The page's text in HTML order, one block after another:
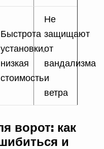
Быстрота
установки,
низкая
стоимость
Не
защищают
от
вандализма
и
ветра